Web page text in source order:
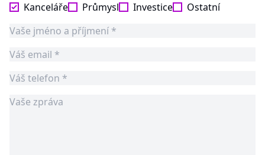
Kanceláře
Průmysl Investice Ostatní